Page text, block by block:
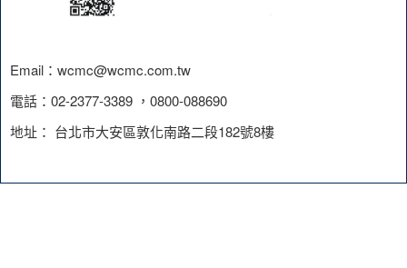
Email：wcmc@wcmc.com.tw
電話：02-2377-3389 ，0800-088690
地址： 台北市大安區敦化南路二段182號8樓